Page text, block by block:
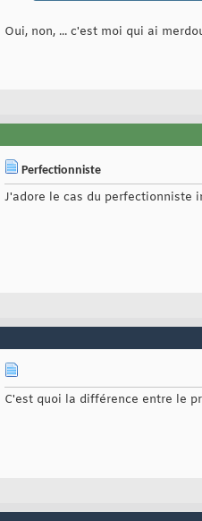
Oui, non, ... c'est moi qui ai
Perfectionniste
J'adore le cas du perfectionniste
C'est quoi la différence entre le